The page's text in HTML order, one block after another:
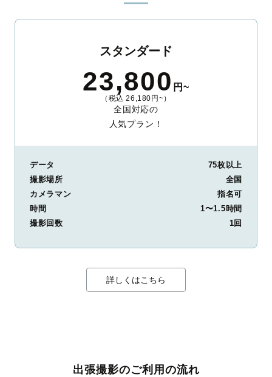
スタンダード
23,800 円~
（税込 26,180円~）
全国対応の
人気プラン！
データ
75枚以上
撮影場所
全国
カメラマン
指名可
時間
1〜1.5時間
撮影回数
1回
詳しくはこちら
出張撮影のご利用の流れ